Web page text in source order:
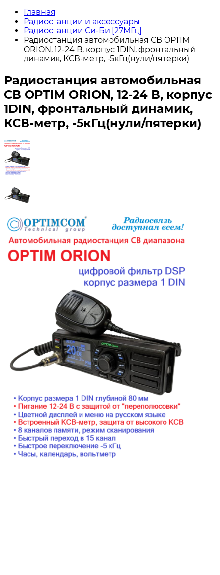
Главная
Радиостанции и аксессуары
Радиостанции Си-Би [27МГц]
Радиостанция автомобильная СВ OPTIM
ORION, 12-24 В, корпус 1DIN, фронтальный
динамик, КСВ-метр, -5кГц(нули/пятерки)
Радиостанция автомобильная
СВ OPTIM ORION, 12-24 В, корпус
1DIN, фронтальный динамик,
КСВ-метр, -5кГц(нули/пятерки)